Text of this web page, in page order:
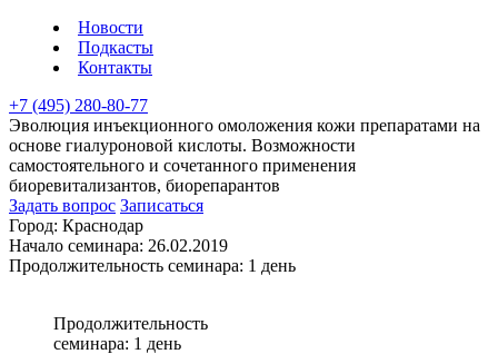
Новости
Подкасты
Контакты
+7 (495) 280-80-77
Эволюция инъекционного омоложения кожи препаратами на
основе гиалуроновой кислоты. Возможности
самостоятельного и сочетанного применения
биоревитализантов, биорепарантов
Задать вопрос Записаться
Город: Краснодар
Начало семинара: 26.02.2019
Продолжительность семинара: 1 день
Продолжительность
семинара: 1 день